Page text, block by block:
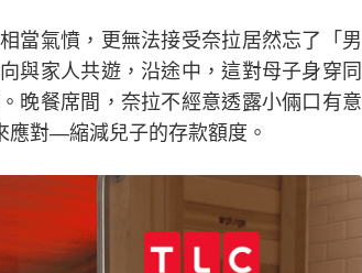
當氣憤，更無法接受奈拉居然忘了「男
與家人共遊，沿途中，這對母子身穿同
晚餐席間，奈拉不經意透露小倆口有意
應對—縮減兒子的存款額度。